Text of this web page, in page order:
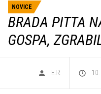
NOVICE
BRADA PITTA
GOSPA,
E.R.